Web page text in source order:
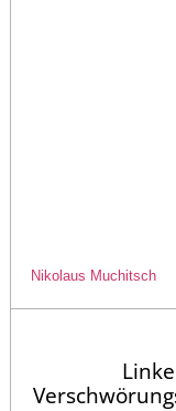
Nikolaus Muchitsch